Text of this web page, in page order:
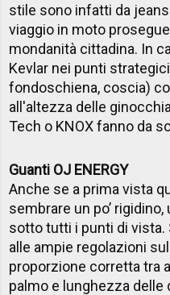
stile sono infatti da
viaggio in moto
mondanità cittadina. In
Kevlar nei punti
fondoschiena, coscia)
all'altezza delle
Tech o KNOX fanno da
Guanti OJ ENERGY
Anche se a prima vista
sembrare un po’
sotto tutti i punti di vista.
alle ampie regolazioni
proporzione corretta tra
palmo e lunghezza delle